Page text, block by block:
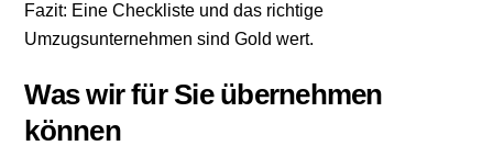
Fazit: Eine Checkliste und das richtige
Umzugsunternehmen sind Gold wert.
Was wir für Sie übernehmen
können